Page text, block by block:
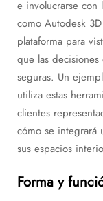
e involucrarse con
como Autodesk
plataforma para
que las
seguras. Un
utiliza estas
clientes
cómo se integrará
sus espacios
Forma y